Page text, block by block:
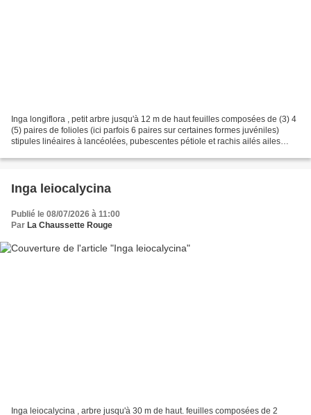
Inga longiflora , petit arbre jusqu'à 12 m de haut feuilles composées de (3) 4
(5) paires de folioles (ici parfois 6 paires sur certaines formes juvéniles)
stipules linéaires à lancéolées, pubescentes pétiole et rachis ailés ailes
Inga leiocalycina
Publié le 08/07/2026 à 11:00
Par La Chaussette Rouge
Inga leiocalycina , arbre jusqu'à 30 m de haut. feuilles composées de 2